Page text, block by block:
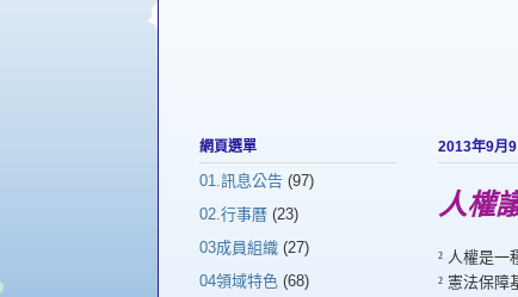
2013年9月
人權
² 人權是一
² 憲法保障
網頁選單
01.訊息公告 (97)
02.行事曆 (23)
03成員組織 (27)
04領域特色 (68)